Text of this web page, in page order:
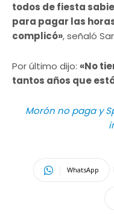
todos de fiesta
para pagar las
complicó», señaló
Por último dijo: «No
tantos años que
Morón no paga y
WhatsApp